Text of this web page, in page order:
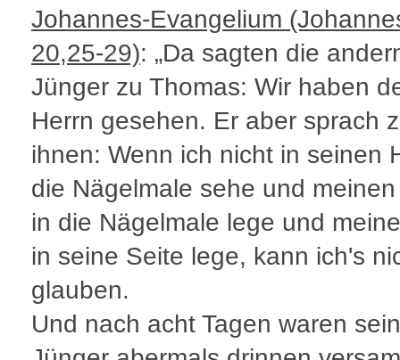
Johannes-Evangelium
20,25-29): „Da sagten die
Jünger zu Thomas: Wir haben
Herrn gesehen. Er aber sprach
ihnen: Wenn ich nicht in seinen
die Nägelmale sehe und
in die Nägelmale lege und
in seine Seite lege, kann ich's
glauben.
Und nach acht Tagen waren